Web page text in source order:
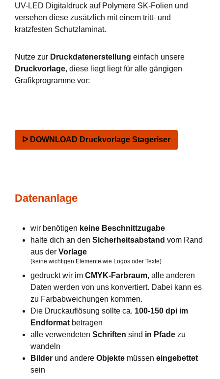
UV-LED Digitaldruck auf Polymere SK-Folien und
versehen diese zusätzlich mit einem tritt- und
kratzfesten Schutzlaminat.
Nutze zur Druckdatenerstellung einfach unsere
Druckvorlage, diese liegt liegt für alle gängigen
Grafikprogramme vor:
ᐅ DOWNLOAD Druckvorlage Stageriser
Datenanlage
wir benötigen keine Beschnittzugabe
halte dich an den Sicherheitsabstand vom Rand
aus der Vorlage
(keine wichtigen Elemente wie Logos oder Texte)
gedruckt wir im CMYK-Farbraum, alle anderen
Daten werden von uns konvertiert. Dabei kann es
zu Farbabweichungen kommen.
Die Druckauflösung sollte ca. 100-150 dpi im
Endformat betragen
alle verwendeten Schriften sind in Pfade zu
wandeln
Bilder und andere Objekte müssen eingebettet
sein